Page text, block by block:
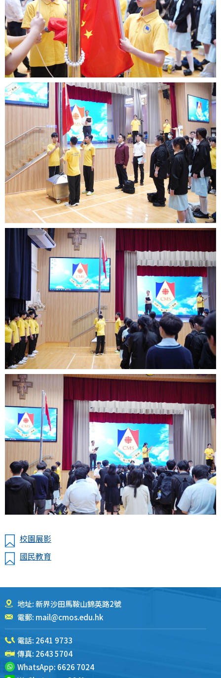
校園展影
國民教育
地址: 新界沙田馬鞍山錦英路2號
電郵: mail@cmos.edu.hk
電話: 2641 9733
傳真: 2643 5704
WhatsApp: 6626 7024